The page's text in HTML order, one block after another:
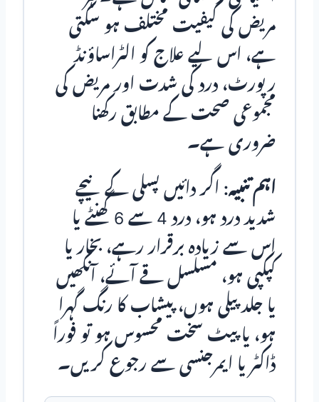
مریض کی کیفیت مختلف ہو سکتی
ہے، اس لیے علاج کو الٹراساؤنڈ
رپورٹ، درد کی شدت اور مریض کی
مجموعی صحت کے مطابق رکھنا
ضروری ہے۔
اہم تنبیہ: اگر دائیں پسلی کے نیچے
شدید درد ہو، درد 4 سے 6 گھنٹے یا
اس سے زیادہ برقرار رہے، بخار یا
کپکپی ہو، مسلسل قے آئے، آنکھیں
یا جلد پیلی ہوں، پیشاب کا رنگ گہرا
ہو، یا پیٹ سخت محسوس ہو تو فوراً
ڈاکٹر یا ایمرجنسی سے رجوع کریں۔